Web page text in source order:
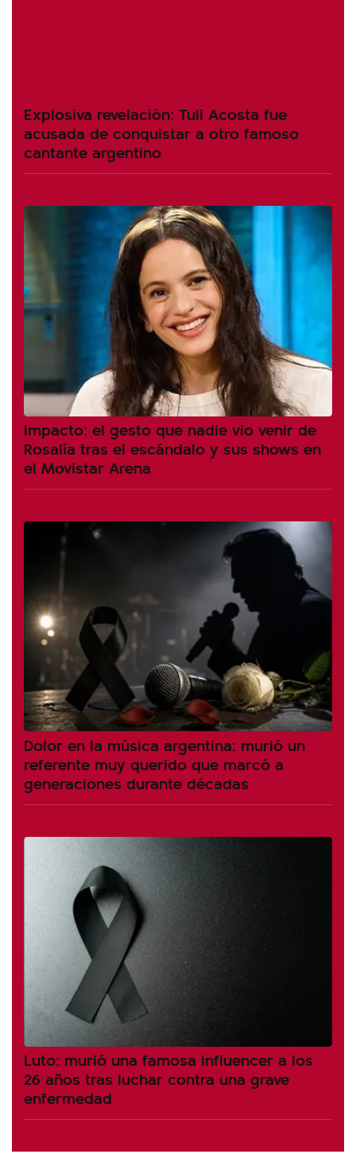
Explosiva revelación: Tuli Acosta fue
acusada de conquistar a otro famoso
cantante argentino
Impacto: el gesto que nadie vio venir de
Rosalía tras el escándalo y sus shows en
el Movistar Arena
Dolor en la música argentina: murió un
referente muy querido que marcó a
generaciones durante décadas
Luto: murió una famosa influencer a los
26 años tras luchar contra una grave
enfermedad